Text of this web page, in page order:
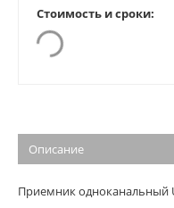
Стоимость и сроки:
Описание
Приемник одноканальный